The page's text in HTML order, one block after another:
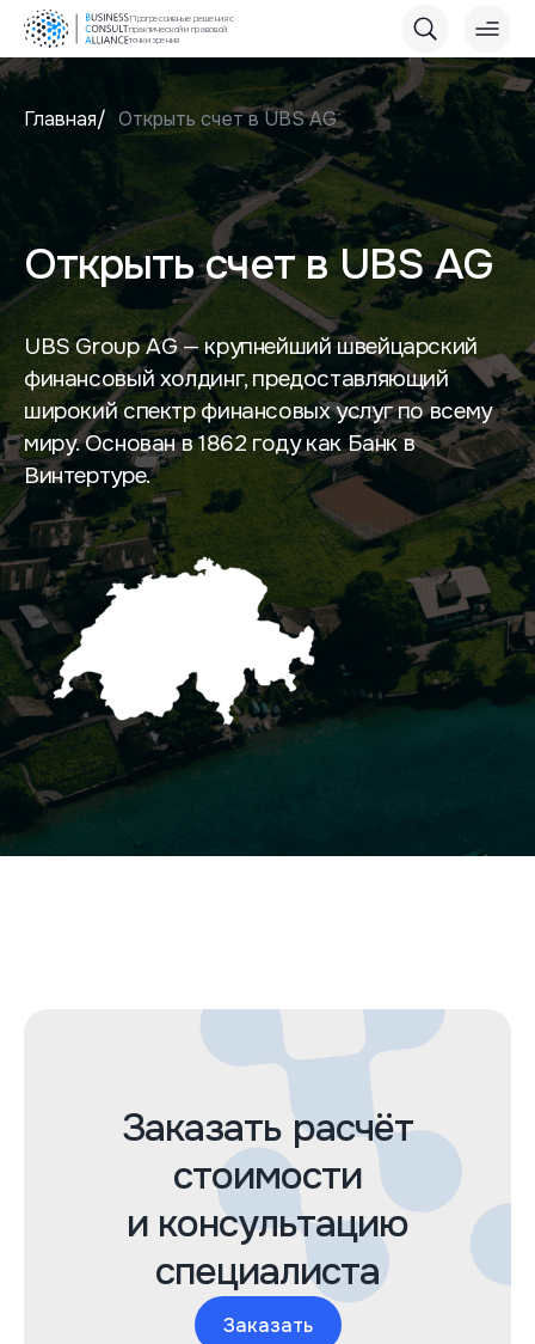
Прогрессивные решения с
практической и правовой
точки зрения
Главная Открыть счет в UBS AG
Открыть счет в UBS AG
UBS Group AG — крупнейший швейцарский
финансовый холдинг, предоставляющий
широкий спектр финансовых услуг по всему
миру. Основан в 1862 году как Банк в
Винтертуре.
Заказать расчёт
стоимости
и консультацию
специалиста
Заказать